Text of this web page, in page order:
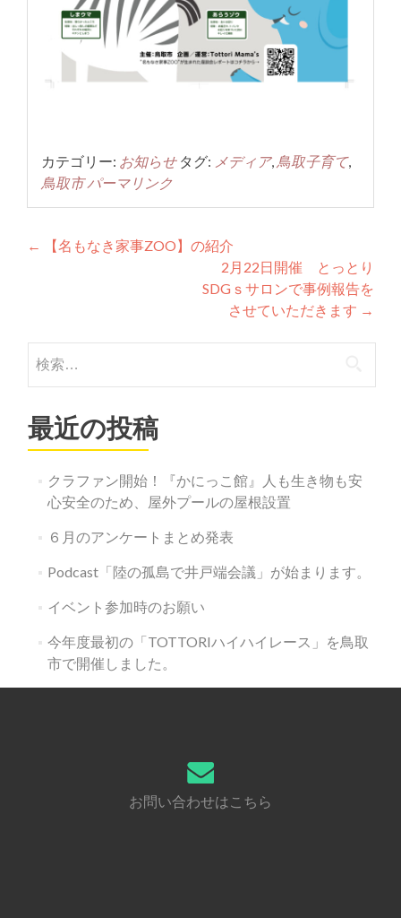
カテゴリー: お知らせタグ: メディア, 鳥取子育て,
鳥取市 パーマリンク
投
ビ
ゲ
シ
ン
←
【名もなき家事ZOO】の紹介
2月22日開催 とっとり
SDGｓサロンで事例報告を
させていただきます →
索:
最近の投稿
クラファン開始！『かにっこ館』人も生き物も安
心安全のため、屋外プールの屋根設置
６月のアンケートまとめ発表
Podcast「陸の孤島で井戸端会議」が始まります。
イベント参加時のお願い
今年度最初の「TOTTORIハイハイレース」を鳥取
市で開催しました。
お問い合わせはこちら